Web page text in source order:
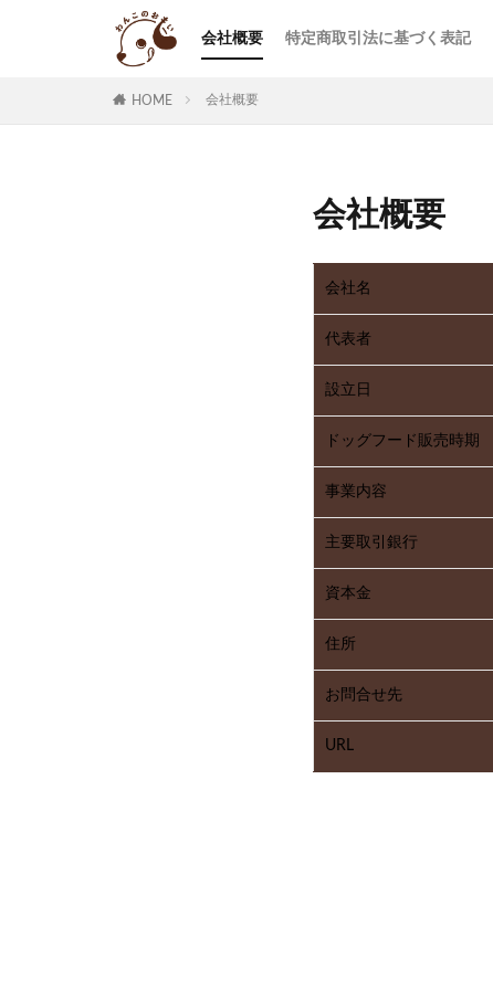
会社概要 特定商取引法に基づく表記
HOME 会社概要
会社概要
会社名
代表者
設立日
ドッグフード販売時期
事業内容
主要取引銀行
資本金
住所
お問合せ先
URL